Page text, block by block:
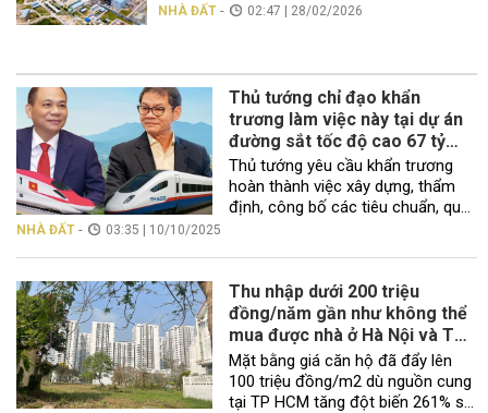
NHÀ ĐẤT - 02:47 | 28/02/2026
Thủ tướng chỉ đạo khẩn
trương làm việc này tại dự án
đường sắt tốc độ cao 67 tỷ
USD VinSpeed và THACO
cùng xin thực hiện
Thủ tướng yêu cầu khẩn trương
hoàn thành việc xây dựng, thẩm
định, công bố các tiêu chuẩn, quy
trong tháng 10/2025. Văn phòng
Chính phủ vừa có công văn gửi Bộ
trưởng các […]
NHÀ ĐẤT - 03:35 | 10/10/2025
Thu nhập dưới 200 triệu
đồng/năm gần như không thể
mua được nhà ở Hà Nội và TP
HCM
Mặt bằng giá căn hộ đã đẩy lên
100 triệu đồng/m2 dù nguồn cung
tại TP HCM tăng đột biến 261% so